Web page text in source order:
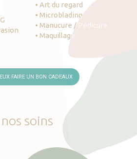
• Art du regard
• Microblading
• Manucure / Pédicure
• Maquillage
FAIRE UN BON CADEAUX
nos soins